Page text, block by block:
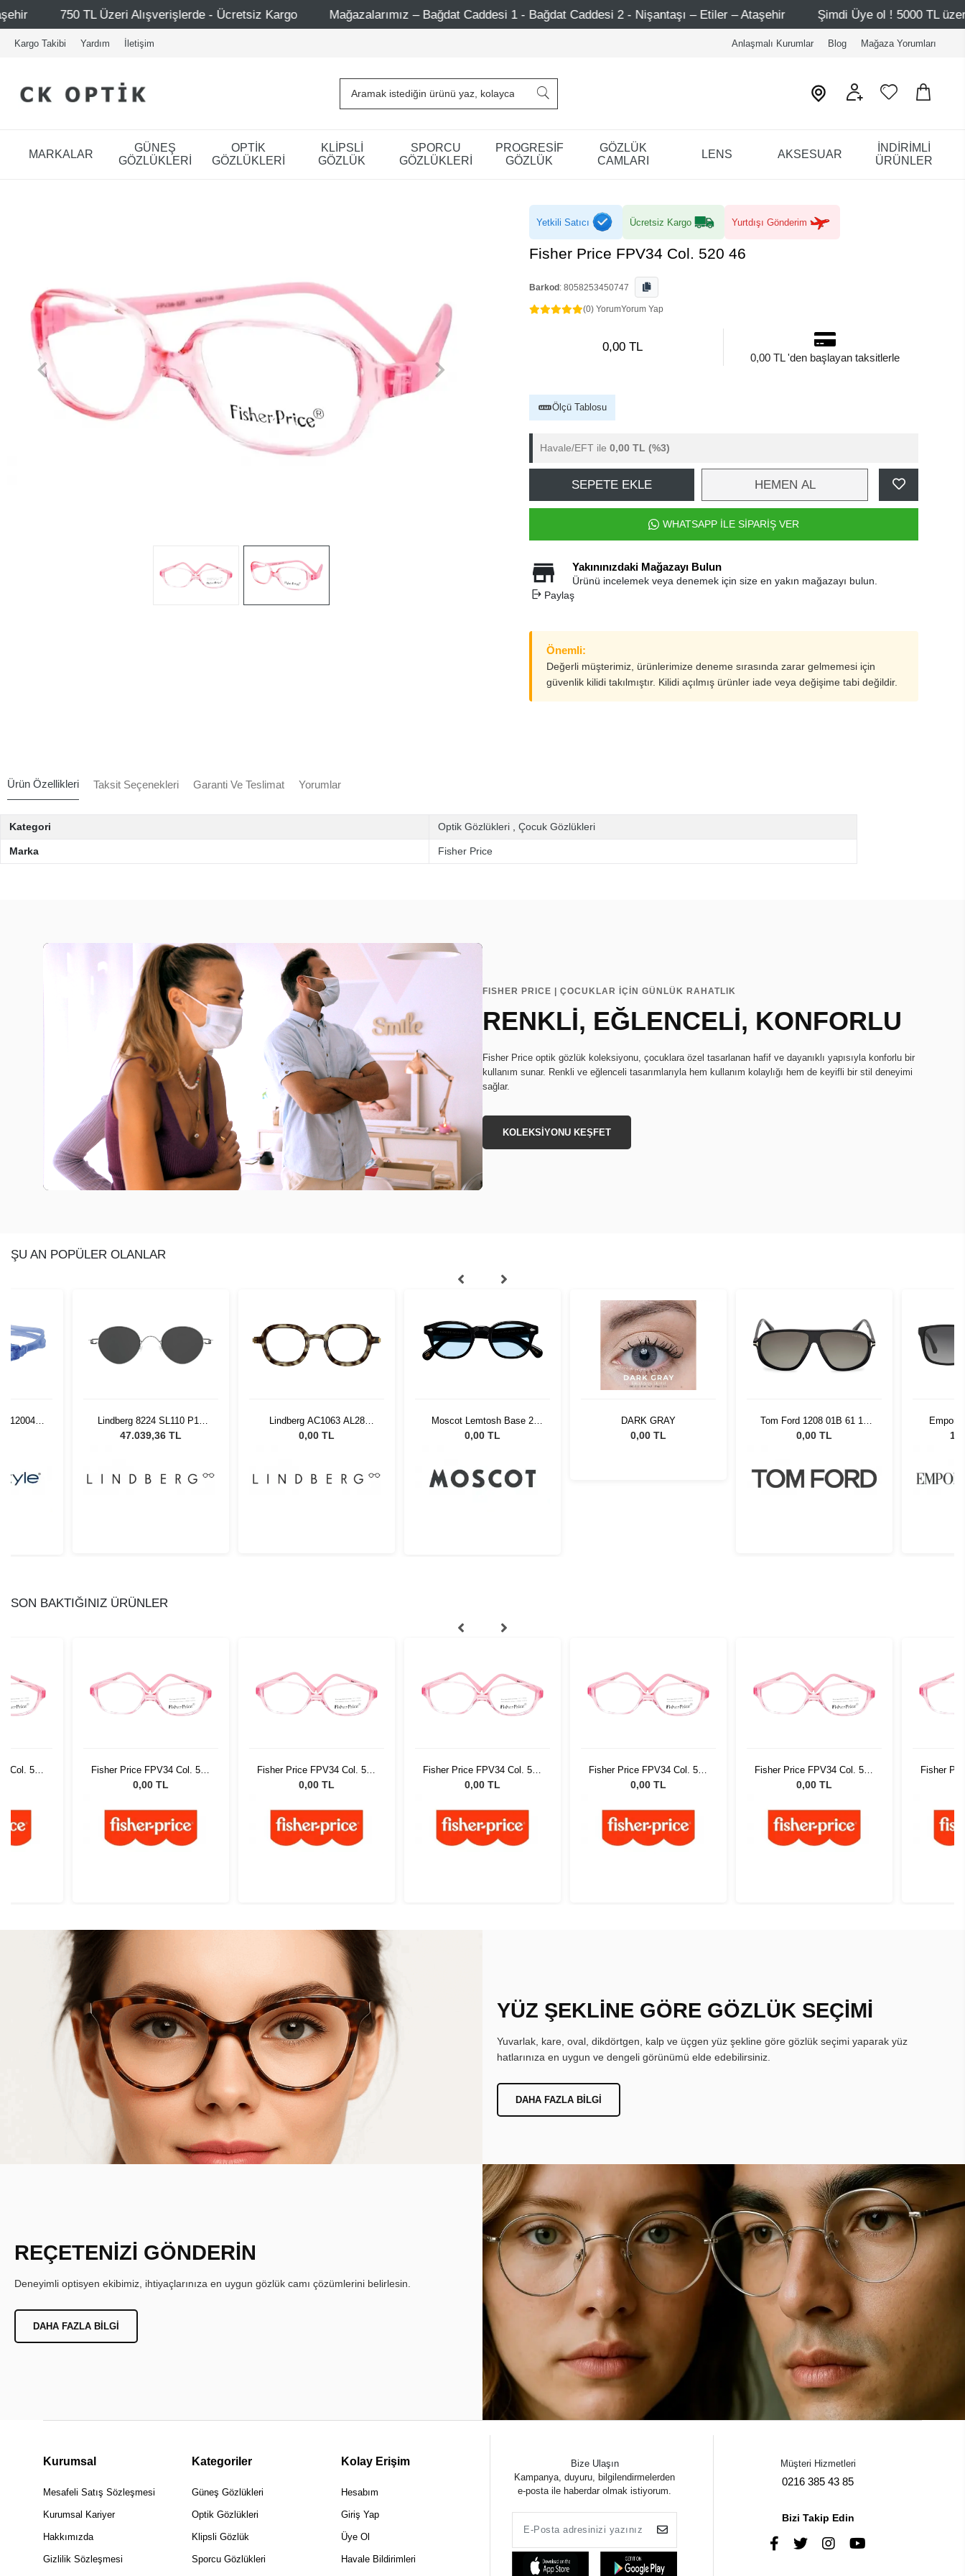
- Ücretsiz Kargo Mağazalarımız – Bağdat Caddesi 1 - Bağdat Caddesi 2 - Nişantaşı – Etiler – Ataşehir Şimdi Üye ol ! 5000 TL üzeri ilk alışverişinde 500 TL indirim
Kargo Takibi Yardım İletişim Anlaşmalı Kurumlar Blog Mağaza Yorumları
MARKALAR
GÜNEŞ
GÖZLÜKLERİ
OPTİK
GÖZLÜKLERİ
KLİPSLİ
GÖZLÜK
SPORCU
GÖZLÜKLERİ
PROGRESİF
GÖZLÜK
GÖZLÜK
CAMLARI
LENS AKSESUAR
İNDİRİMLİ
ÜRÜNLER
Yetkili Satıcı Ücretsiz Kargo Yurtdışı Gönderim
Fisher Price FPV34 Col. 520 46
Barkod : 8058253450747
(0) YorumYorum Yap
0,00 TL
0,00 TL 'den başlayan taksitlerle
Ölçü Tablosu
Havale/EFT ile 0,00 TL (%3)
SEPETE EKLE HEMEN AL
WHATSAPP İLE SİPARİŞ VER
Yakınınızdaki Mağazayı Bulun
Ürünü incelemek veya denemek için size en yakın mağazayı bulun.
Paylaş
Önemli:
Değerli müşterimiz, ürünlerimize deneme sırasında zarar gelmemesi için
güvenlik kilidi takılmıştır. Kilidi açılmış ürünler iade veya değişime tabi değildir.
Ürün Özellikleri Taksit Seçenekleri Garanti Ve Teslimat Yorumlar
Kategori Optik Gözlükleri Çocuk Gözlükleri
Marka Fisher Price
FISHER PRICE | ÇOCUKLAR İÇİN GÜNLÜK RAHATLIK
RENKLİ, EĞLENCELİ, KONFORLU
Fisher Price optik gözlük koleksiyonu, çocuklara özel tasarlanan hafif ve dayanıklı yapısıyla konforlu bir
kullanım sunar. Renkli ve eğlenceli tasarımlarıyla hem kullanım kolaylığı hem de keyifli bir stil deneyimi
sağlar.
KOLEKSİYONU KEŞFET
ŞU AN POPÜLER OLANLAR
12004
Lindberg 8224 SL110 P10
47145W
47.039,36 TL
Lindberg AC1063 AL28
45135 1129648
0,00 TL
Moscot Lemtosh Base 2
Sun Black 49 Bel Air Blue
0,00 TL
DARK GRAY
0,00 TL
Tom Ford 1208 01B 61 12
140
0,00 TL
SON BAKTIĞINIZ ÜRÜNLER
Col. 520
Fisher Price FPV34 Col. 520
46
0,00 TL
Fisher Price FPV34 Col. 520
46
0,00 TL
Fisher Price FPV34 Col. 520
46
0,00 TL
Fisher Price FPV34 Col. 520
46
0,00 TL
Fisher Price FPV34 Col. 520
46
0,00 TL
Fisher
YÜZ ŞEKLİNE GÖRE GÖZLÜK SEÇİMİ
Yuvarlak, kare, oval, dikdörtgen, kalp ve üçgen yüz şekline göre gözlük seçimi yaparak yüz
hatlarınıza en uygun ve dengeli görünümü elde edebilirsiniz.
DAHA FAZLA BILGI
REÇETENİZİ GÖNDERİN
Deneyimli optisyen ekibimiz, ihtiyaçlarınıza en uygun gözlük camı çözümlerini belirlesin.
DAHA FAZLA BILGI
Kurumsal
Mesafeli Satış Sözleşmesi
Kurumsal Kariyer
Hakkımızda
Gizlilik Sözleşmesi
Kategoriler
Güneş Gözlükleri
Optik Gözlükleri
Klipsli Gözlük
Sporcu Gözlükleri
Kolay Erişim
Hesabım
Giriş Yap
Üye Ol
Havale Bildirimleri
Bize Ulaşın
Kampanya, duyuru, bilgilendirmelerden
e-posta ile haberdar olmak istiyorum.
Müşteri Hizmetleri
0216 385 43 85
Bizi Takip Edin